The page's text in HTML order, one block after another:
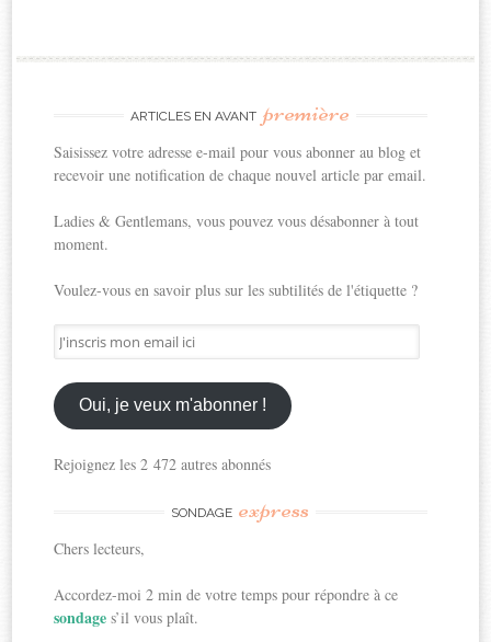
ARTICLES EN AVANT première
Saisissez votre adresse e-mail pour vous abonner au blog et
recevoir une notification de chaque nouvel article par email.
Ladies & Gentlemans, vous pouvez vous désabonner à tout
moment.
Voulez-vous en savoir plus sur les subtilités de l'étiquette ?
J'inscris
mon
email
ici
Oui, je veux m'abonner !
Rejoignez les 2 472 autres abonnés
SONDAGE express
Chers lecteurs,
Accordez-moi 2 min de votre temps pour répondre à ce
sondages’il vous plaît.